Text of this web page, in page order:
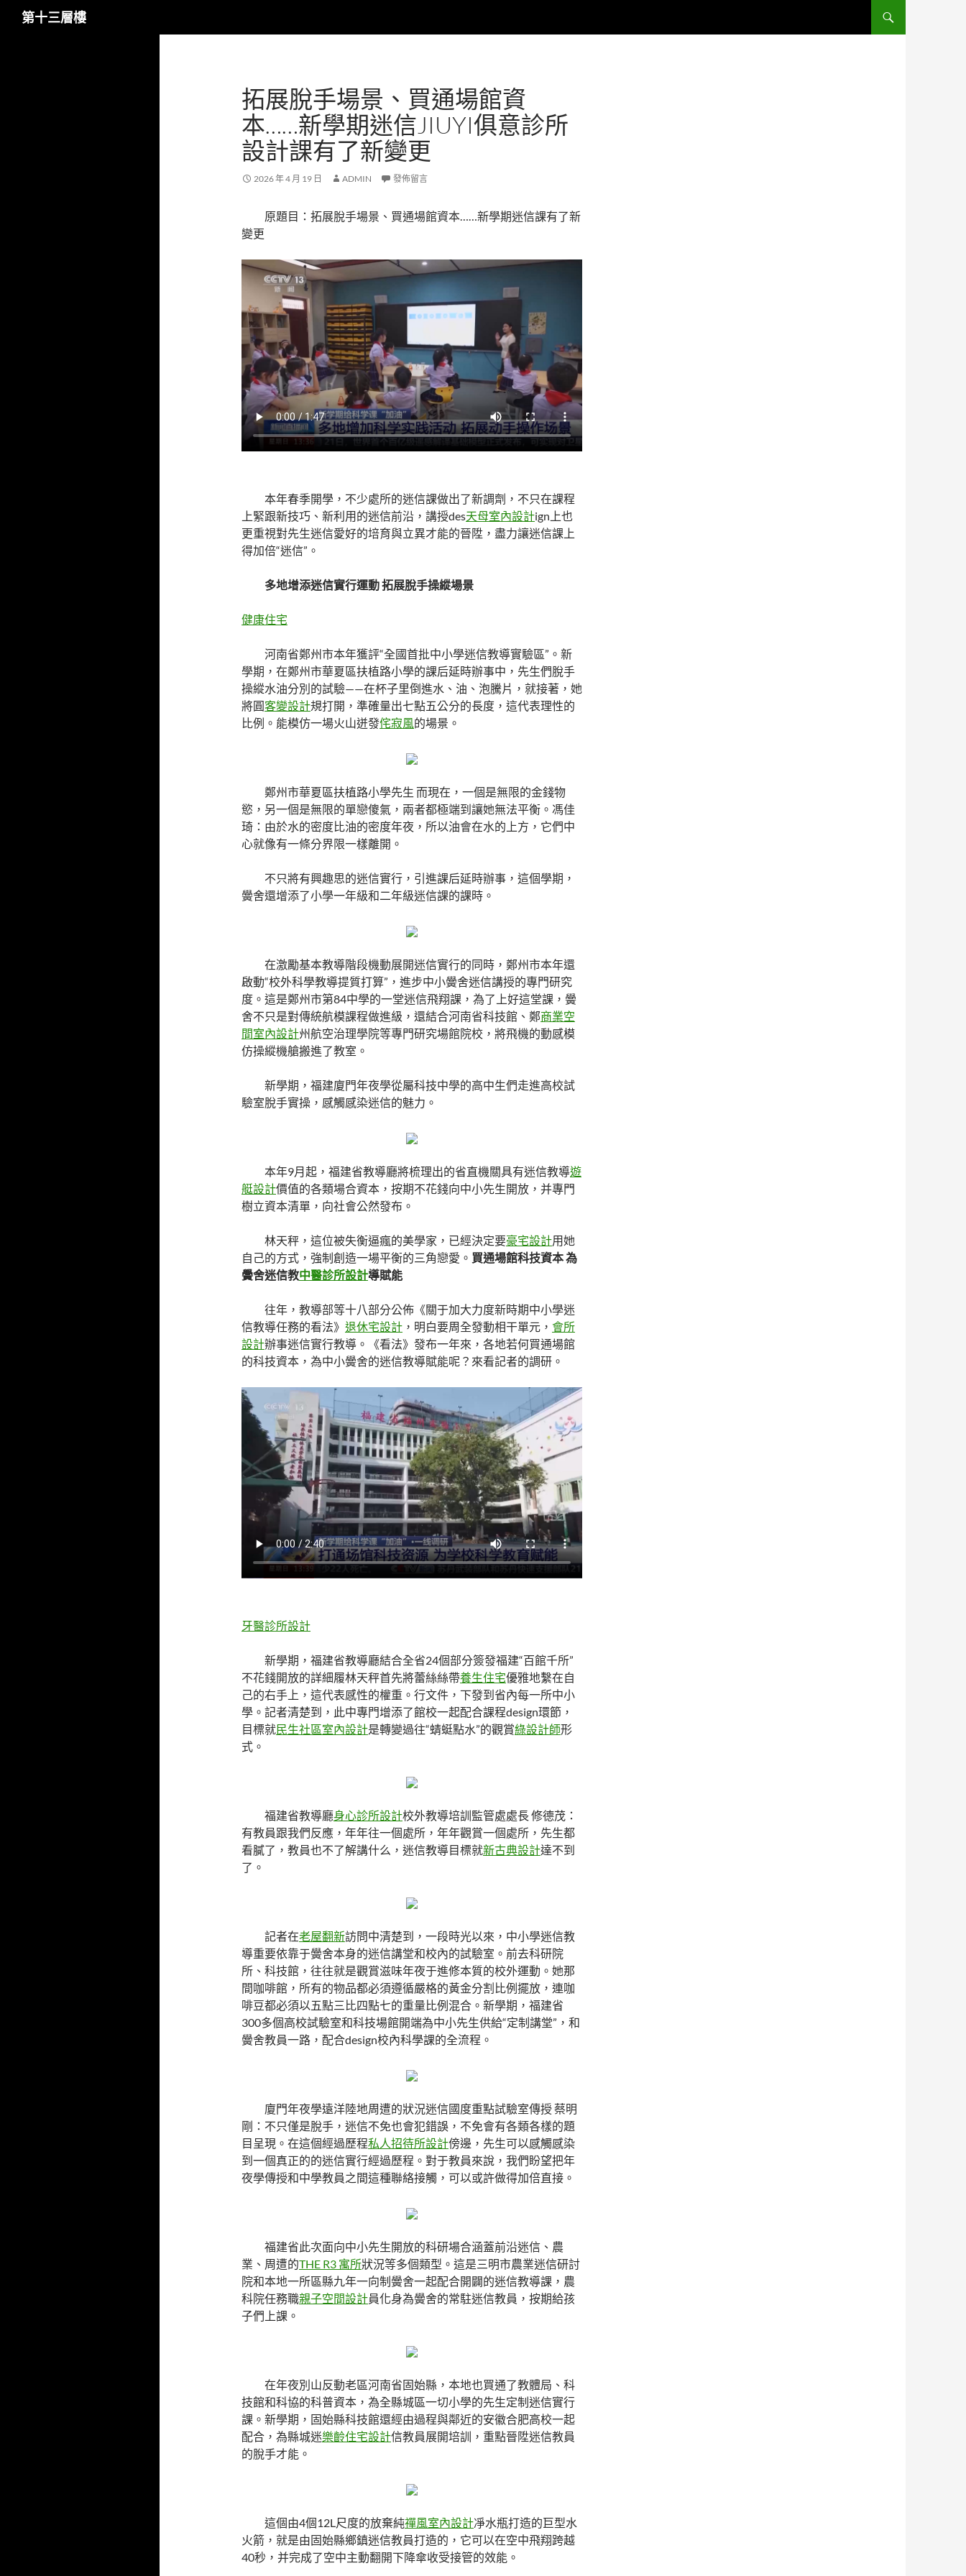
第十三層樓
拓展脫手場景、買通場館資
本……新學期迷信JIUYI俱意診所
設計課有了新變更
2026 年 4 月 19 日 ADMIN 發佈留言
原題目：拓展脫手場景、買通場館資本……新學期迷信課有了新
變更
本年春季開學，不少處所的迷信課做出了新調劑，不只在課程
上緊跟新技巧、新利用的迷信前沿，講授des天母室內設計ign上也
更重視對先生迷信愛好的培育與立異才能的晉陞，盡力讓迷信課上
得加倍“迷信”。
多地增添迷信實行運動 拓展脫手操縱場景
健康住宅
河南省鄭州市本年獲評“全國首批中小學迷信教導實驗區”。新
學期，在鄭州市華夏區扶植路小學的課后延時辦事中，先生們脫手
操縱水油分別的試驗——在杯子里倒進水、油、泡騰片，就接著，她
將圓客變設計規打開，準確量出七點五公分的長度，這代表理性的
比例。能模仿一場火山迸發侘寂風的場景。
鄭州市華夏區扶植路小學先生 而現在，一個是無限的金錢物
慾，另一個是無限的單戀傻氣，兩者都極端到讓她無法平衡。馮佳
琦：由於水的密度比油的密度年夜，所以油會在水的上方，它們中
心就像有一條分界限一樣離開。
不只將有興趣思的迷信實行，引進課后延時辦事，這個學期，
黌舍還增添了小學一年級和二年級迷信課的課時。
在激勵基本教導階段機動展開迷信實行的同時，鄭州市本年還
啟動“校外科學教導提質打算”，進步中小黌舍迷信講授的專門研究
度。這是鄭州市第84中學的一堂迷信飛翔課，為了上好這堂課，黌
舍不只是對傳統航模課程做進級，還結合河南省科技館、鄭商業空
間室內設計州航空治理學院等專門研究場館院校，將飛機的動感模
仿操縱機艙搬進了教室。
新學期，福建廈門年夜學從屬科技中學的高中生們走進高校試
驗室脫手實操，感觸感染迷信的魅力。
本年9月起，福建省教導廳將梳理出的省直機關具有迷信教導遊
艇設計價值的各類場合資本，按期不花錢向中小先生開放，并專門
樹立資本清單，向社會公然發布。
林天秤，這位被失衡逼瘋的美學家，已經決定要豪宅設計用她
自己的方式，強制創造一場平衡的三角戀愛。 買通場館科技資本 為
黌舍迷信教中醫診所設計導賦能
往年，教導部等十八部分公佈《關于加大力度新時期中小學迷
信教導任務的看法》 退休宅設計 ，明白要周全發動相干單元， 會所
設計辦事迷信實行教導。《看法》發布一年來，各地若何買通場館
的科技資本，為中小黌舍的迷信教導賦能呢？來看記者的調研。
牙醫診所設計
新學期，福建省教導廳結合全省24個部分簽發福建“百館千所”
不花錢開放的詳細履林天秤首先將蕾絲絲帶養生住宅優雅地繫在自
己的右手上，這代表感性的權重。行文件，下發到省內每一所中小
學。記者清楚到，此中專門增添了館校一起配合課程design環節，
目標就民生社區室內設計是轉變過往“蜻蜓點水”的觀賞綠設計師形
式。
福建省教導廳身心診所設計校外教導培訓監管處處長 修德茂：
有教員跟我們反應，年年往一個處所，年年觀賞一個處所，先生都
看膩了，教員也不了解講什么，迷信教導目標就新古典設計達不到
了。
記者在老屋翻新訪問中清楚到，一段時光以來，中小學迷信教
導重要依靠于黌舍本身的迷信講堂和校內的試驗室。前去科研院
所、科技館，往往就是觀賞滋味年夜于進修本質的校外運動。她那
間咖啡館，所有的物品都必須遵循嚴格的黃金分割比例擺放，連咖
啡豆都必須以五點三比四點七的重量比例混合。新學期，福建省
300多個高校試驗室和科技場館開端為中小先生供給“定制講堂”，和
黌舍教員一路，配合design校內科學課的全流程。
廈門年夜學遠洋陸地周遭的狀況迷信國度重點試驗室傳授 蔡明
剛：不只僅是脫手，迷信不免也會犯錯誤，不免會有各類各樣的題
目呈現。在這個經過歷程私人招待所設計傍邊，先生可以感觸感染
到一個真正的的迷信實行經過歷程。對于教員來說，我們盼望把年
夜學傳授和中學教員之間這種聯絡接觸，可以或許做得加倍直接。
福建省此次面向中小先生開放的科研場合涵蓋前沿迷信、農
業、周遭的THE R3 寓所狀況等多個類型。這是三明市農業迷信研討
院和本地一所區縣九年一向制黌舍一起配合開闢的迷信教導課，農
科院任務職親子空間設計員化身為黌舍的常駐迷信教員，按期給孩
子們上課。
在年夜別山反動老區河南省固始縣，本地也買通了教體局、科
技館和科協的科普資本，為全縣城區一切小學的先生定制迷信實行
課。新學期，固始縣科技館還經由過程與鄰近的安徽合肥高校一起
配合，為縣城迷樂齡住宅設計信教員展開培訓，重點晉陞迷信教員
的脫手才能。
這個由4個12L尺度的放棄純禪風室內設計凈水瓶打造的巨型水
火箭，就是由固始縣鄉鎮迷信教員打造的，它可以在空中飛翔跨越
40秒，并完成了空中主動翻開下降傘收受接管的效能。